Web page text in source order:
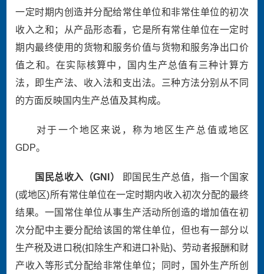
一定时期内创造并分配给常住单位和非常住单位的初次
收入之和；从产品形态看，它是所有常住单位在一定时
期内最终使用的货物和服务价值与货物和服务净出口价
值之和。在实际核算中，国内生产总值有三种计算方
法，即生产法、收入法和支出法。三种方法分别从不同
的方面反映国内生产总值及其构成。
对于一个地区来说，称为地区生产总值或地区
GDP。
国民总收入（GNI ）
即国民生产总值，指一个国家
(或地区)所有常住单位在一定时期内收入初次分配的最终
结果。一国常住单位从事生产活动所创造的增加值在初
次分配中主要分配给该国的常住单位，但也有一部分以
生产税及进口税(扣除生产和进口补贴)、劳动者报酬和财
产收入等形式分配给非常住单位；同时，国外生产所创